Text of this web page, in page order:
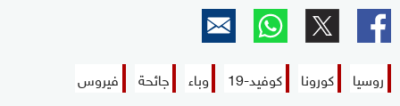
روسيا كورونا كوفيد-19 وباء جائحة فيروس